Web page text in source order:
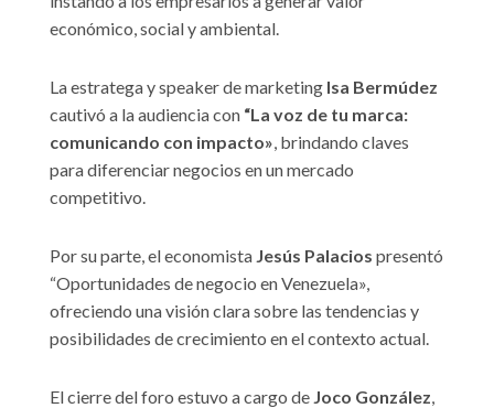
económico, social y ambiental.
La estratega y speaker de marketing Isa Bermúdez
cautivó a la audiencia con “La voz de tu marca:
comunicando con impacto» , brindando claves
para diferenciar negocios en un mercado
competitivo.
Por su parte, el economista Jesús Palacios presentó
“Oportunidades de negocio en Venezuela»,
ofreciendo una visión clara sobre las tendencias y
posibilidades de crecimiento en el contexto actual.
El cierre del foro estuvo a cargo de Joco González